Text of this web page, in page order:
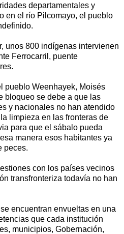
departamentales y
en el río Pilcomayo, el pueblo
unos 800 indígenas intervienen
Ferrocarril, puente
pueblo Weenhayek, Moisés
bloqueo se debe a que las
y nacionales no han atendido
limpieza en las fronteras de
para que el sábalo pueda
manera esos habitantes ya
peces.
con los países vecinos
transfronteriza todavía no han
encuentran envueltas en una
que cada institución
municipios, Gobernación,